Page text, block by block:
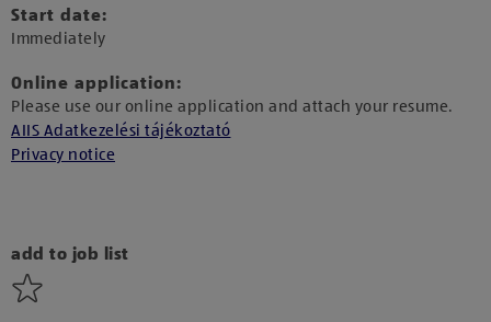
Start date:
​Immediately​
Online application:
Please use our online application and attach your resume.
AIIS Adatkezelési tájékoztató
Privacy notice
add to job list